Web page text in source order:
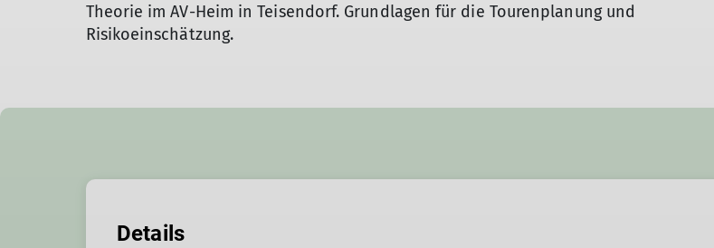
Theorie im AV-Heim in Teisendorf. Grundlagen für die Tourenplanung und
Risikoeinschätzung.
Details